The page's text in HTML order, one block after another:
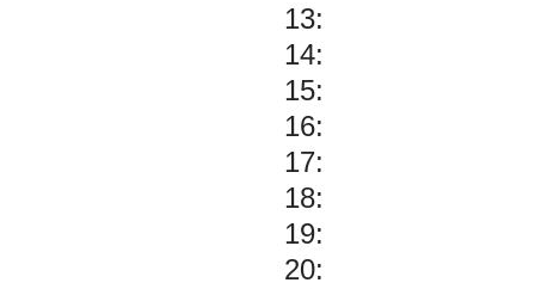
13:
14:
15:
16:
17:
18:
19:
20: